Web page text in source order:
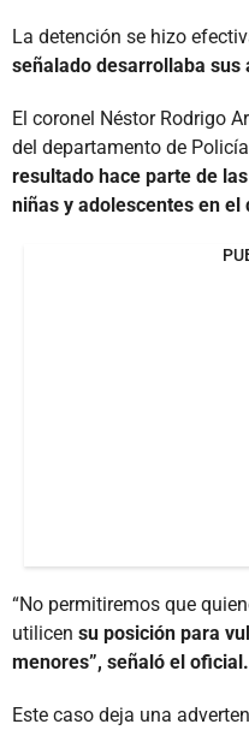
La detención se hizo
señalado desarrollaba sus
El coronel Néstor Rodrigo
del departamento de
resultado hace parte de
niñas y adolescentes en el
“No permitiremos que
utilicen su posición para
menores”, señaló el oficial.
Este caso deja una